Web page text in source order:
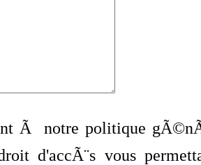
Ã notre politique
d'accÃ¨s vous